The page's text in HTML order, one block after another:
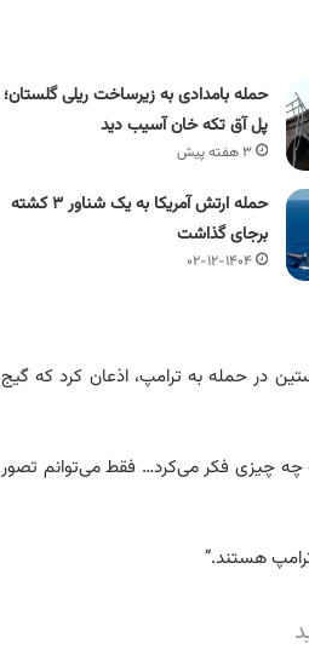
حمله بامدادی به زیرساخت ریلی گلستان؛
پل آق‌ تکه‌ خان آسیب دید
۳ هفته پیش
حمله ارتش آمریکا به یک شناور ۳ کشته
برجای گذاشت
۰۲-۱۲-۱۴۰۴
در حمله به ترامپ، اذعان کرد که گیج
چه چیزی فکر می‌کرد… فقط می‌توانم تصور